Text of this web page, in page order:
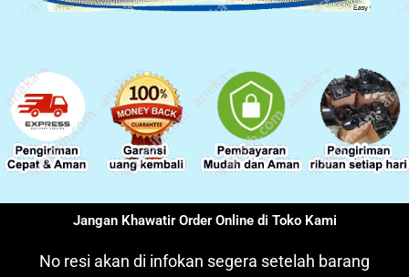
Jangan Khawatir Order Online di Toko Kami
No resi akan di infokan segera setelah barang